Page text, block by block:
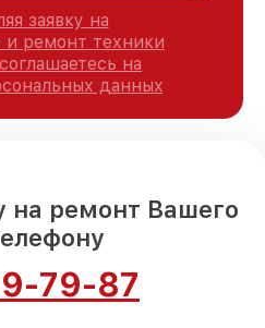
заявку на
и ремонт техники
на
данных
на ремонт Вашего
79-87